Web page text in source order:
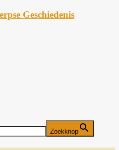
Geschiedenis
Zoekknop